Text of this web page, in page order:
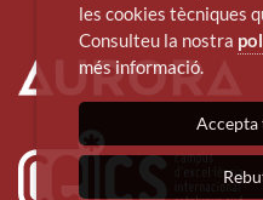
les cookies tècniques
Consulteu la nostra
més informació.
Accepta